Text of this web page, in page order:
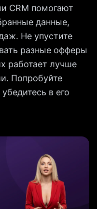
CRM помогают
данные,
Не упустите
разные офферы
работает лучше
Попробуйте
в его